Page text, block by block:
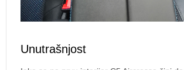
Unutrašnjost